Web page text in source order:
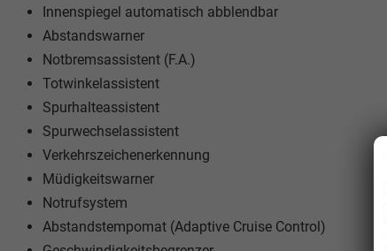
Innenspiegel automatisch abblendbar
Abstandswarner
Notbremsassistent (F.A.)
Totwinkelassistent
Spurhalteassistent
Spurwechselassistent
Verkehrszeichenerkennung
Müdigkeitswarner
Notrufsystem
Abstandstempomat (Adaptive Cruise Control)